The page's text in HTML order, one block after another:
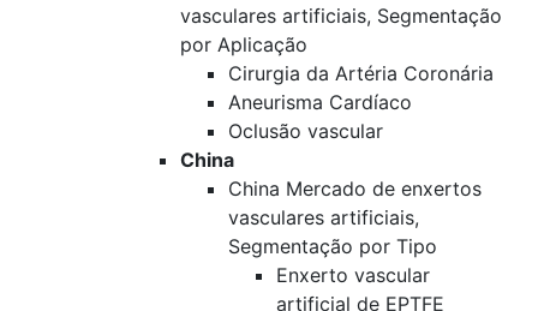
vasculares artificiais, Segmentação
por Aplicação
Cirurgia da Artéria Coronária
Aneurisma Cardíaco
Oclusão vascular
China
China Mercado de enxertos
vasculares artificiais,
Segmentação por Tipo
Enxerto vascular
artificial de EPTFE